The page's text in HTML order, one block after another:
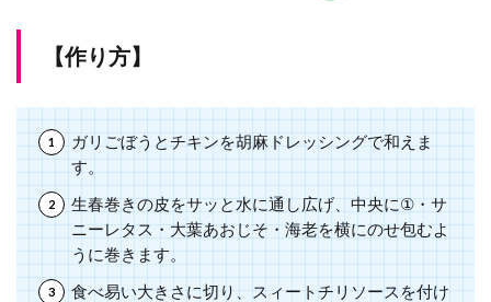
【作り方】
ガリごぼうとチキンを胡麻ドレッシングで和えま
す。
生春巻きの皮をサッと水に通し広げ、中央に①・サ
ニーレタス・大葉あおじそ・海老を横にのせ包むよ
うに巻きます。
食べ易い大きさに切り、スィートチリソースを付け